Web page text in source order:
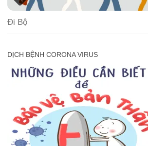
Đi Bộ
DỊCH BỆNH CORONA VIRUS